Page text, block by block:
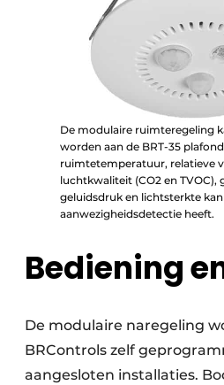
De modulaire ruimteregeling
worden aan de BRT-35
ruimtetemperatuur, relatieve
luchtkwaliteit (CO2 en
geluidsdruk en lichtsterkte
aanwezigheidsdetectie heeft.
Bediening
De modulaire naregeling
BRControls zelf
aangesloten installaties.